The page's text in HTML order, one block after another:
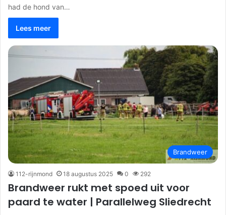
had de hond van…
Lees meer
Brandweer
112-rijnmond 18 augustus 2025 0 292
Brandweer rukt met spoed uit voor
paard te water | Parallelweg Sliedrecht